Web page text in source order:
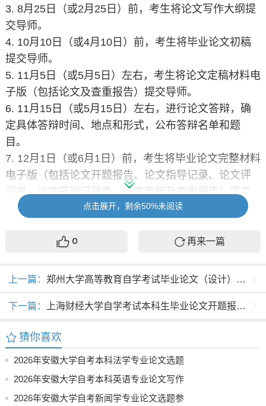
3. 8月25日（或2月25日）前，考生将论文写作大纲提
交导师。
4. 10月10日（或4月10日）前，考生将毕业论文初稿
提交导师。
5. 11月5日（或5月5日）左右，考生将论文定稿材料电
子版（包括论文及查重报告）提交导师。
6. 11月15日（或5月15日）左右，进行论文答辩，确
定具体答辩时间、地点和形式，公布答辩名单和题
目。
7. 12月1日（或6月1日）前，考生将毕业论文完整材料
电子版（包括论文开题报告、论文指导记录、论文评
阅书、论文答辩记录表、论文定稿及查重报告）提交
导师。
详见《电子版材料收集》
1．论文开题报告
考生确定论文题目，填写个人信息、论文选题意义、
签名提交导师审阅同意签字。
2. 论文指导记录
考生填写个人信息，记录与导师进行论文写作沟通的
日期、方式和内容，签名提交导师审阅签字。
点击展开，剩余50%未阅读
0 再来一篇
上一篇： 郑州大学高等教育自学考试毕业论文（设计）开题报告
下一篇： 上海财经大学自学考试本科生毕业论文开题报告表
猜你喜欢
2026年安徽大学自考本科法学专业论文选题
参考002
2026年安徽大学自考本科英语专业论文写作
须知
2026年安徽大学自考新闻学专业论文选题参